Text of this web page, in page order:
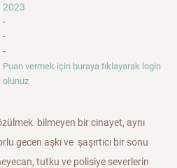
2023
-
-
-
Puan vermek için buraya tıklayarak login
olunuz
bilmeyen bir cinayet, aynı
gecen aşkı ve şaşırtıcı bir sonu
tutku ve polisiye severlerin